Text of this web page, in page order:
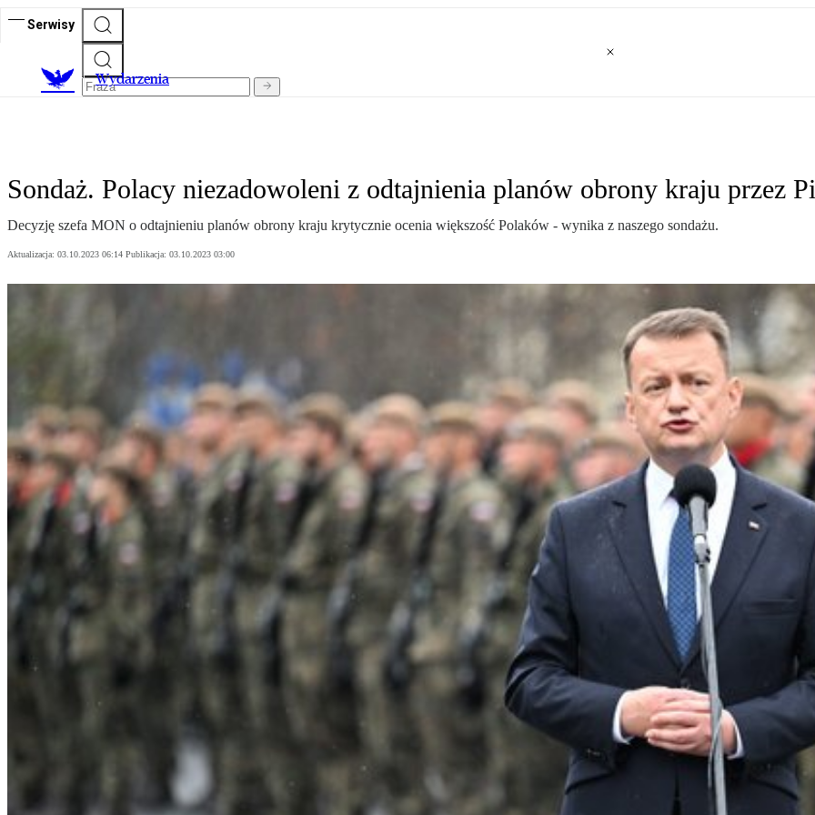
Serwisy
Wydarzenia
Sondaż. Polacy niezadowoleni z odtajnienia planów obrony kraju przez
Decyzję szefa MON o odtajnieniu planów obrony kraju krytycznie ocenia większość Polaków - wynika z naszego sondażu.
Aktualizacja: 03.10.2023 06:14 Publikacja: 03.10.2023 03:00